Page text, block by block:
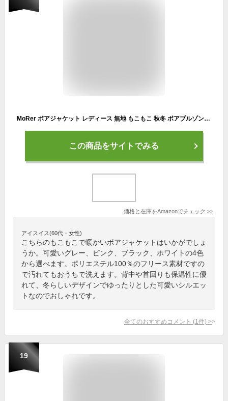
MoRer ボアジャケット レディース 無地 もこもこ 秋冬 ボアブルゾン フワモコ ボアコート 防寒 防風 フリース コート カジュアル パーカー ショート丈 アウター 暖かい 大きいサイズも (グレー,L)
この商品をサイトでみる
価格と在庫をAmazonでチェック >>
アイスイス(60代・女性)
こちらのもこもこで暖かいボアジャケットはいかがでしょ
うか。可愛いグレー、ピンク、ブラック、ホワイトの4色
から選べます。ポリエステル100％のフリース素材ですの
で汚れてもおうちで洗えます。背中や首回りも保温性に優
れて、冬らしいデザインでゆったりとした可愛いシルエッ
トなのでおしゃれです。
全てのおすすめコメント (1 件) >
19